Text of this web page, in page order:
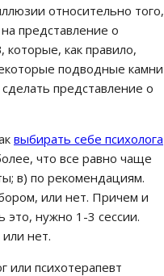
относительно того,
представление о
как правило,
подводные камни
представление о
выбирать себе психолога
что все равно чаще
в) по рекомендациям.
или нет. Причем и
это, нужно 1-3 сессии.
нет.
или психотерапевт